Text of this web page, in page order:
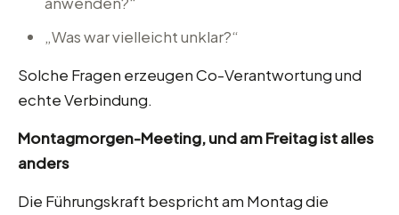
„Was war vielleicht unklar?“
Solche Fragen erzeugen Co-Verantwortung und
echte Verbindung.
Montagmorgen-Meeting, und am Freitag ist alles
anders
Die Führungskraft bespricht am Montag die